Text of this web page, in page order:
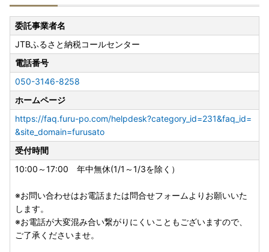
■お問い合わせ先について
【寄附申込・返礼品・寄附受領証明書・ワンストップ特例申
請に関すること】
旭川市ふるさと納税コールセンター（受託会社JTB）
電話：050-3146-8258（10:00～17:00 年中無休(1/1～1/
3を除く））
よくあるご質問・お問い合わせフォーム：https://faq.furu-
po.com/helpdesk?category_id=2&faq_id=&site_domai
n=donor
【ワンストップ特例申請書の送付について】
の普及及びペーパーレス化の推進のため、ワンストップ特例
申請書の郵送は原則として行っておりません。
ワンストップ特例申請は、「自治体マイページ」からのオン
ライン申請、または申請書をダウンロードの上、お手続きく
委託事業者名
JTBふるさと納税コールセンター
電話番号
050-3146-8258
ホームページ
https://faq.furu-po.com/helpdesk?category_id=231&faq_id=
&site_domain=furusato
受付時間
10:00～17:00 年中無休(1/1～1/3を除く）
※お問い合わせはお電話または問合せフォームよりお願いいた
します。
※お電話が大変混み合い繋がりにくいこともございますので、
ご了承くださいませ。